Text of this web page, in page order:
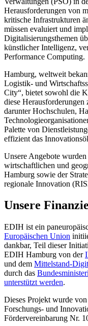
Herausforderungen von
kritische Infrastrukturen
müssen evaluiert und
Digitalisierungsthemen
künstlicher Intelligenz,
Performance Computing.
Hamburg, weltweit
Logistik- und
City“, bietet sowohl die
diese Herausforderungen
darunter Hochschulen,
Palette von
effizient das
Unsere Angebote
wirtschaftlichen und
Hamburg sowie der
regionale Innovation
Unsere
EDIH ist ein
Europäischen Union
dankbar, Teil dieser
EDIH Hamburg von der
und dem Mittelstand-
durch das
unterstützt werden.
Dieses Projekt wurde
Forschungs- und
Fördervereinbarung Nr.